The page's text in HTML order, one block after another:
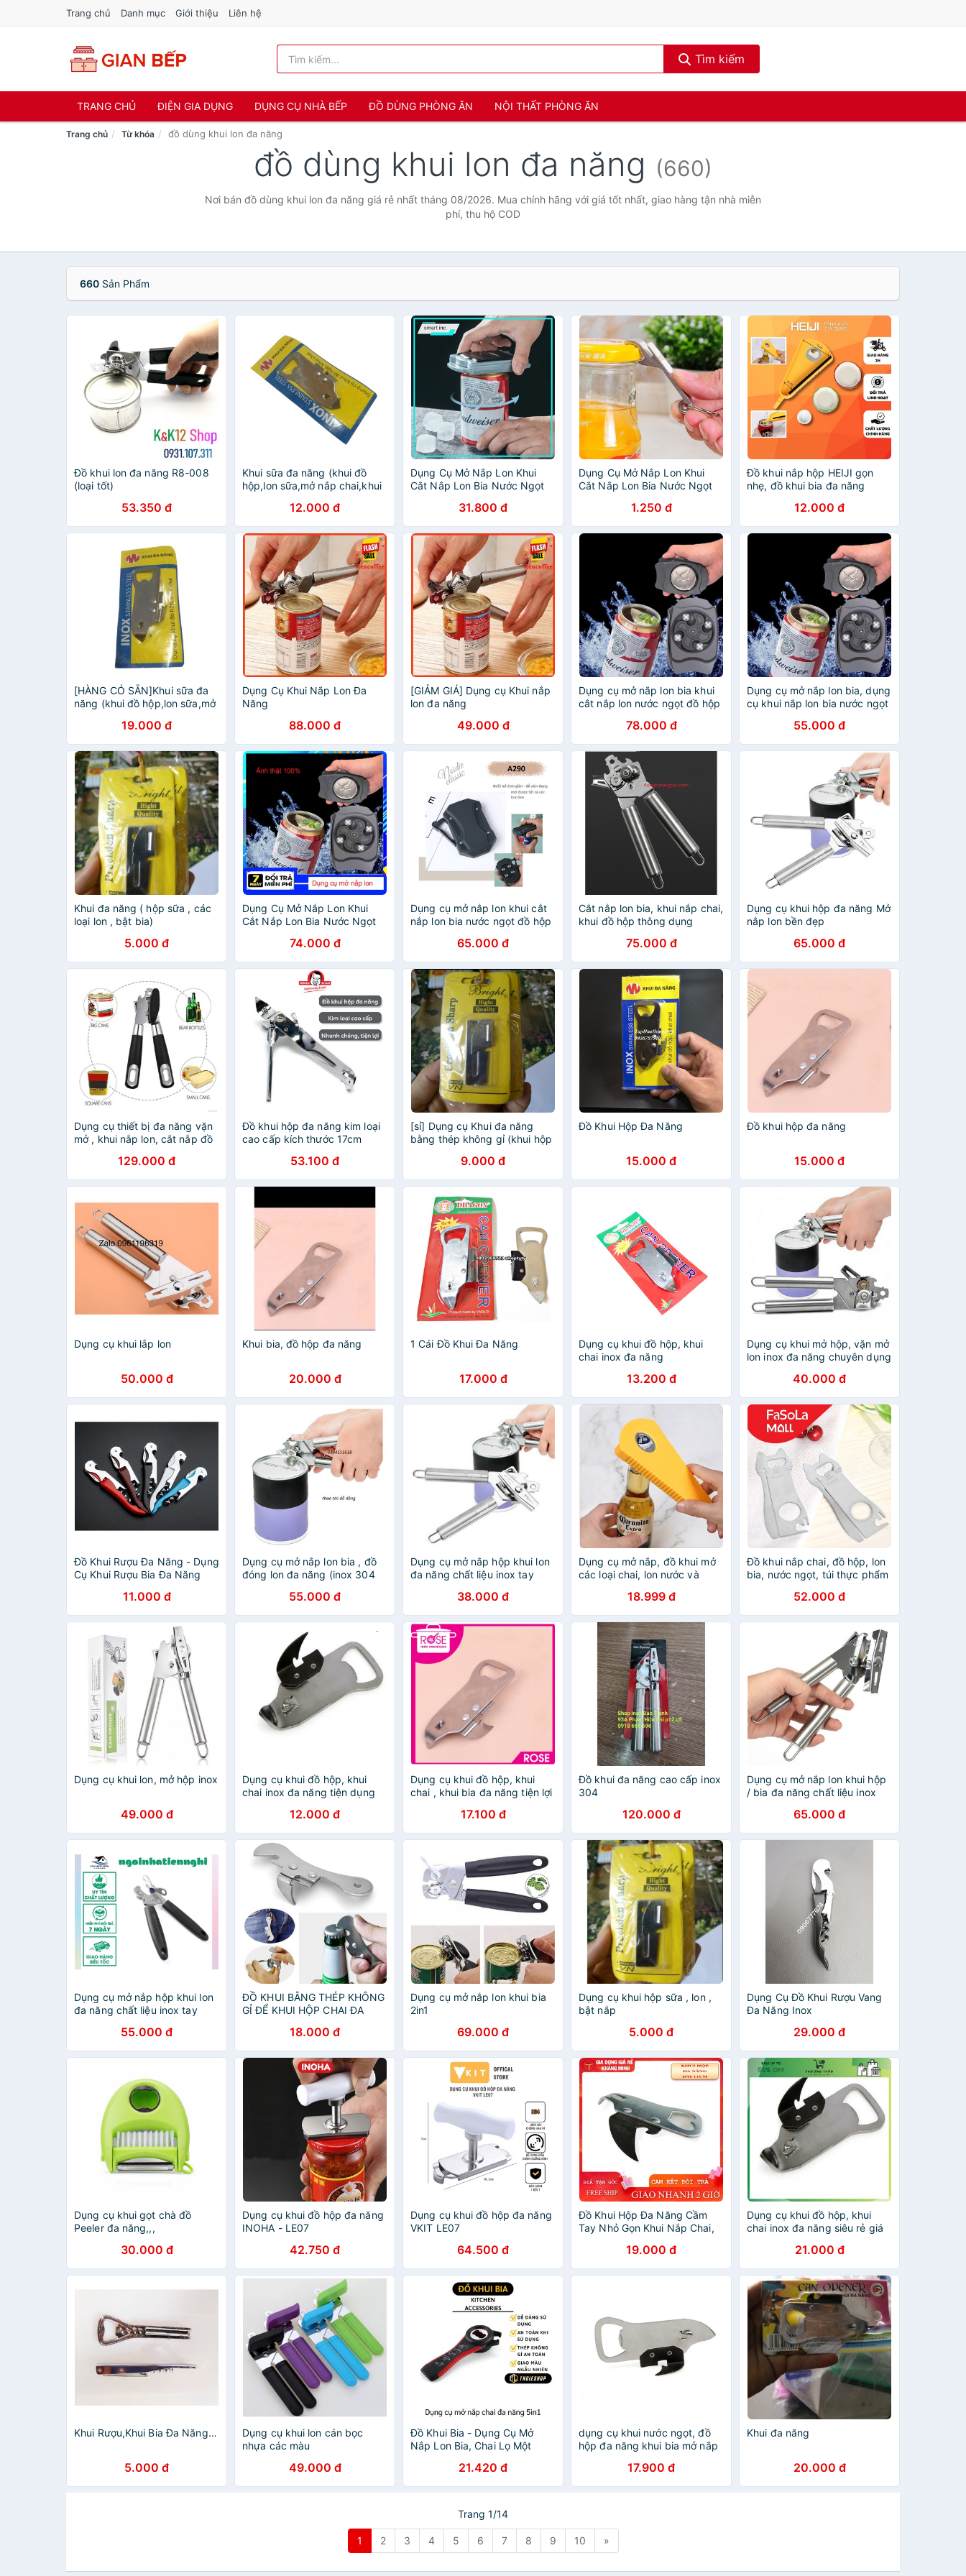
Trang chủ Danh mục Giới thiệu Liên hệ
Tìm kiếm
TRANG CHỦ ĐIỆN GIA DỤNG DỤNG CỤ NHÀ BẾP ĐỒ DÙNG PHÒNG ĂN NỘI THẤT PHÒNG ĂN
Trang chủ Từ khóa đồ dùng khui lon đa năng
đồ dùng khui lon đa năng (660)
Nơi bán đồ dùng khui lon đa năng giá rẻ nhất tháng 08/2026. Mua chính hãng với giá tốt nhất, giao hàng tận nhà miễn
phí, thu hộ COD
660 Sản Phẩm
Đồ khui lon đa năng R8-008
(loại tốt)
53.350 đ
Khui sữa đa năng (khui đồ
hộp,lon sữa,mở nắp chai,khui
12.000 đ
Dụng Cụ Mở Nắp Lon Khui
Cắt Nắp Lon Bia Nước Ngọt
31.800 đ
Dụng Cụ Mở Nắp Lon Khui
Cắt Nắp Lon Bia Nước Ngọt
1.250 đ
Đồ khui nắp hộp HEIJI gọn
nhẹ, đồ khui bia đa năng
và thực phẩm đóng hộp đa
năng
12.000 đ
[HÀNG CÓ SẴN]Khui sữa đa
năng (khui đồ hộp,lon sữa,mở
khui đồ hộp19.000 đ
Dụng Cụ Khui Nắp Lon Đa
Năng
88.000 đ
[GIẢM GIÁ] Dụng cụ Khui nắp
lon đa năng
49.000 đ
Dụng cụ mở nắp lon bia khui
cắt nắp lon nước ngọt đồ hộp
78.000 đ
Dụng cụ mở nắp lon bia, dụng
cụ khui nắp lon bia nước ngọt
55.000 đ
Khui đa năng ( hộp sữa , các
loại lon , bật bia)
5.000 đ
Dụng Cụ Mở Nắp Lon Khui
Cắt Nắp Lon Bia Nước Ngọt
Chuyên Dụng- wonter
74.000 đ
Dụng cụ mở nắp lon khui cắt
nắp lon bia nước ngọt đồ hộp
dụng A29065.000 đ
Cắt nắp lon bia, khui nắp chai,
khui đồ hộp thông dụng
75.000 đ
Dụng cụ khui hộp đa năng Mở
nắp lon bền đẹp
65.000 đ
Dụng cụ thiết bị đa năng vặn
mở , khui nắp lon, cắt nắp đồ
129.000 đ
Đồ khui hộp đa năng kim loại
cao cấp kích thước 17cm
khẩu dụng cụ khui sữa nắp
lon khui bia
53.100 đ
[sỉ] Dụng cụ Khui đa năng
bằng thép không gỉ (khui hộp
9.000 đ
Đồ Khui Hộp Đa Năng
15.000 đ
Đồ khui hộp đa năng
15.000 đ
Dụng cụ khui lắp lon
50.000 đ
Khui bia, đồ hộp đa năng
20.000 đ
1 Cái Đồ Khui Đa Năng
17.000 đ
Dụng cụ khui đồ hộp, khui
chai inox đa năng
13.200 đ
Dụng cụ khui mở hộp, vặn mở
lon inox đa năng chuyên dụng
40.000 đ
Đồ Khui Rượu Đa Năng - Dụng
Cụ Khui Rượu Bia Đa Năng
11.000 đ
Dụng cụ mở nắp lon bia , đồ
đóng lon đa năng (inox 304
55.000 đ
Dụng cụ mở nắp hộp khui lon
đa năng chất liệu inox tay
mở hộp đa năng - Dụng cụ
khui hộp
38.000 đ
Dụng cụ mở nắp, đồ khui mở
các loại chai, lon nước và
tiện lợi 1R918.999 đ
Đồ khui nắp chai, đồ hộp, lon
bia, nước ngọt, túi thực phẩm
52.000 đ
Dụng cụ khui lon, mở hộp inox
49.000 đ
Dụng cụ khui đồ hộp, khui
chai inox đa năng tiện dụng
12.000 đ
Dụng cụ khui đồ hộp, khui
chai , khui bia đa năng tiện lợi
17.100 đ
Đồ khui đa năng cao cấp inox
304
120.000 đ
Dụng cụ mở nắp lon khui hộp
/ bia đa năng chất liệu inox
65.000 đ
Dụng cụ mở nắp hộp khui lon
đa năng chất liệu inox tay
55.000 đ
ĐỒ KHUI BẰNG THÉP KHÔNG
GỈ ĐỂ KHUI HỘP CHAI ĐA
18.000 đ
Dụng cụ mở nắp lon khui bia
2in1
69.000 đ
Dụng cụ khui hộp sữa , lon ,
bật nắp
5.000 đ
Dụng Cụ Đồ Khui Rượu Vang
Đa Năng Inox
29.000 đ
Dụng cụ khui gọt chà đồ
Peeler đa năng,,,
30.000 đ
Dụng cụ khui đồ hộp đa năng
INOHA - LE07
42.750 đ
Dụng cụ khui đồ hộp đa năng
VKIT LE07
64.500 đ
Đồ Khui Hộp Đa Năng Cầm
Tay Nhỏ Gọn Khui Nắp Chai,
19.000 đ
Dụng cụ khui đồ hộp, khui
chai inox đa năng siêu rẻ giá
21.000 đ
Khui Rượu,Khui Bia Đa Năng…
5.000 đ
Dụng cụ khui lon cán bọc
nhựa các màu
49.000 đ
Đồ Khui Bia - Dụng Cụ Mở
Nắp Lon Bia, Chai Lọ Một
21.420 đ
dụng cụ khui nước ngọt, đồ
hộp đa năng khui bia mở nắp
17.900 đ
Khui đa năng
20.000 đ
Trang 1/14
1 2 3 4 5 6 7 8 9 10 »